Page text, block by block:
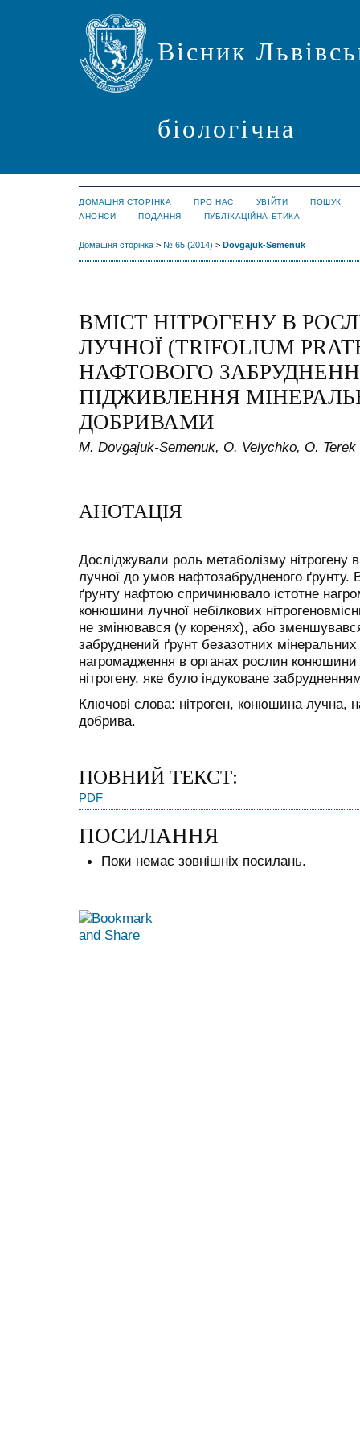
Вісник
біологічна
ДОМАШНЯ СТОРІНКА ПРО НАС УВІЙТИ
ПОШУК
АНОНСИ
ПОДАННЯ ПУБЛІКАЦІЙНА ЕТИКА
Домашня сторінка > № 65 (2014) > Dovgajuk-Semenuk
ВМІСТ НІТРОГЕНУ В
ЛУЧНОЇ (TRIFOLIUM
НАФТОВОГО
ПІДЖИВЛЕННЯ
ДОБРИВАМИ
M. Dovgajuk-Semenuk, O. Velychko, O. Terek
АНОТАЦІЯ
Досліджували роль метаболізму нітрогену
лучної до умов нафтозабрудненого
ґрунту нафтою спричинювало істотне
конюшини лучної небілкових
не змінювався (у коренях), або
забруднений ґрунт безазотних
нагромадження в органах рослин
нітрогену, яке було індуковане
Ключові слова: нітроген, конюшина лучна,
добрива.
ПОВНИЙ ТЕКСТ:
PDF
ПОСИЛАННЯ
Поки немає зовнішніх посилань.